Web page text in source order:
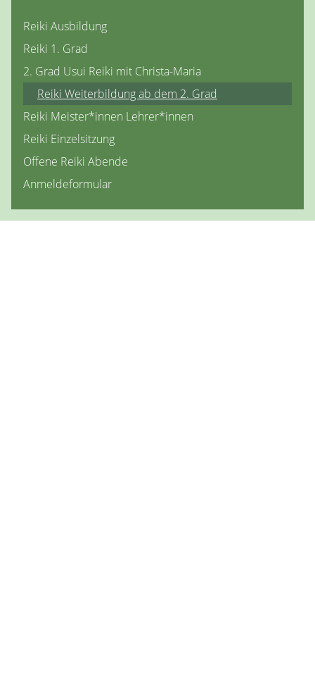
Reiki Ausbildung
Reiki 1. Grad
2. Grad Usui Reiki mit Christa-Maria
Reiki Weiterbildung ab dem 2. Grad
Reiki Meister*innen Lehrer*innen
Reiki Einzelsitzung
Offene Reiki Abende
Anmeldeformular